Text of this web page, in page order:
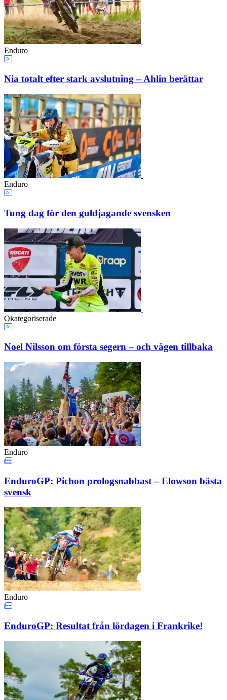
Enduro
Nia totalt efter stark avslutning – Ahlin berättar
Enduro
Tung dag för den guldjagande svensken
Okategoriserade
Noel Nilsson om första segern – och vägen tillbaka
Enduro
EnduroGP: Pichon prologsnabbast – Elowson bästa
svensk
Enduro
EnduroGP: Resultat från lördagen i Frankrike!